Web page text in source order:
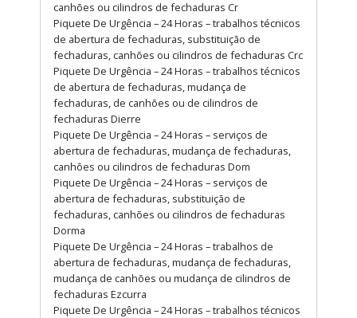
canhões ou cilindros de fechaduras Cr
Piquete De Urgência – 24 Horas – trabalhos técnicos
de abertura de fechaduras, substituição de
fechaduras, canhões ou cilindros de fechaduras Crc
Piquete De Urgência – 24 Horas – trabalhos técnicos
de abertura de fechaduras, mudança de
fechaduras, de canhões ou de cilindros de
fechaduras Dierre
Piquete De Urgência – 24 Horas – serviços de
abertura de fechaduras, mudança de fechaduras,
canhões ou cilindros de fechaduras Dom
Piquete De Urgência – 24 Horas – serviços de
abertura de fechaduras, substituição de
fechaduras, canhões ou cilindros de fechaduras
Dorma
Piquete De Urgência – 24 Horas – trabalhos de
abertura de fechaduras, mudança de fechaduras,
mudança de canhões ou mudança de cilindros de
fechaduras Ezcurra
Piquete De Urgência – 24 Horas – trabalhos técnicos